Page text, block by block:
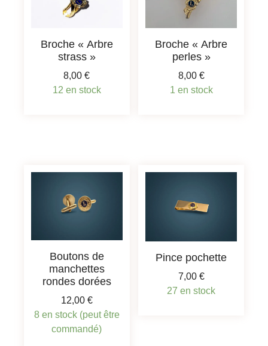
Broche « Arbre
strass »
8,00€
12 en stock
Broche « Arbre
perles »
8,00 €
1 en stock
Boutons de
manchettes
rondes dorées
12,00 €
8 en stock (peut être
commandé)
Pince pochette
7,00 €
27 en stock